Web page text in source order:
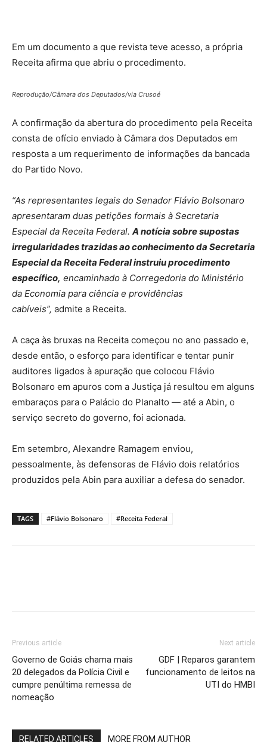
Em um documento a que revista teve acesso, a própria
Receita afirma que abriu o procedimento.
Reprodução/Câmara dos Deputados/via Crusoé
A confirmação da abertura do procedimento pela Receita
consta de ofício enviado à Câmara dos Deputados em
resposta a um requerimento de informações da bancada
do Partido Novo.
“As representantes legais do Senador Flávio Bolsonaro
apresentaram duas petições formais à Secretaria
Especial da Receita Federal. A notícia sobre supostas
irregularidades trazidas ao conhecimento da Secretaria
Especial da Receita Federal instruiu procedimento
específico, encaminhado à Corregedoria do Ministério
da Economia para ciência e providências
cabíveis”, admite a Receita.
A caça às bruxas na Receita começou no ano passado e,
desde então, o esforço para identificar e tentar punir
auditores ligados à apuração que colocou Flávio
Bolsonaro em apuros com a Justiça já resultou em alguns
embaraços para o Palácio do Planalto — até a Abin, o
serviço secreto do governo, foi acionada.
Em setembro, Alexandre Ramagem enviou,
pessoalmente, às defensoras de Flávio dois relatórios
produzidos pela Abin para auxiliar a defesa do senador.
TAGS #Flávio Bolsonaro #Receita Federal
Previous article
Governo de Goiás chama mais
20 delegados da Polícia Civil e
cumpre penúltima remessa de
nomeação
Next article
GDF | Reparos garantem
funcionamento de leitos na
UTI do HMBI
RELATED ARTICLES MORE FROM AUTHOR